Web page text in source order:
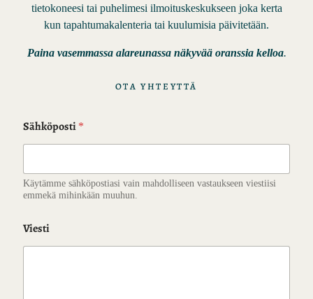
tietokoneesi tai puhelimesi ilmoituskeskukseen joka kerta
kun tapahtumakalenteria tai kuulumisia päivitetään.
Paina vasemmassa alareunassa näkyvää oranssia kelloa.
OTA YHTEYTTÄ
Sähköposti *
Käytämme sähköpostiasi vain mahdolliseen vastaukseen viestiisi
emmekä mihinkään muuhun.
Viesti